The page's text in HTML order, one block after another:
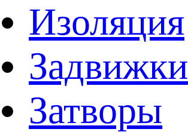
Изоляция
Задвижки
Затворы